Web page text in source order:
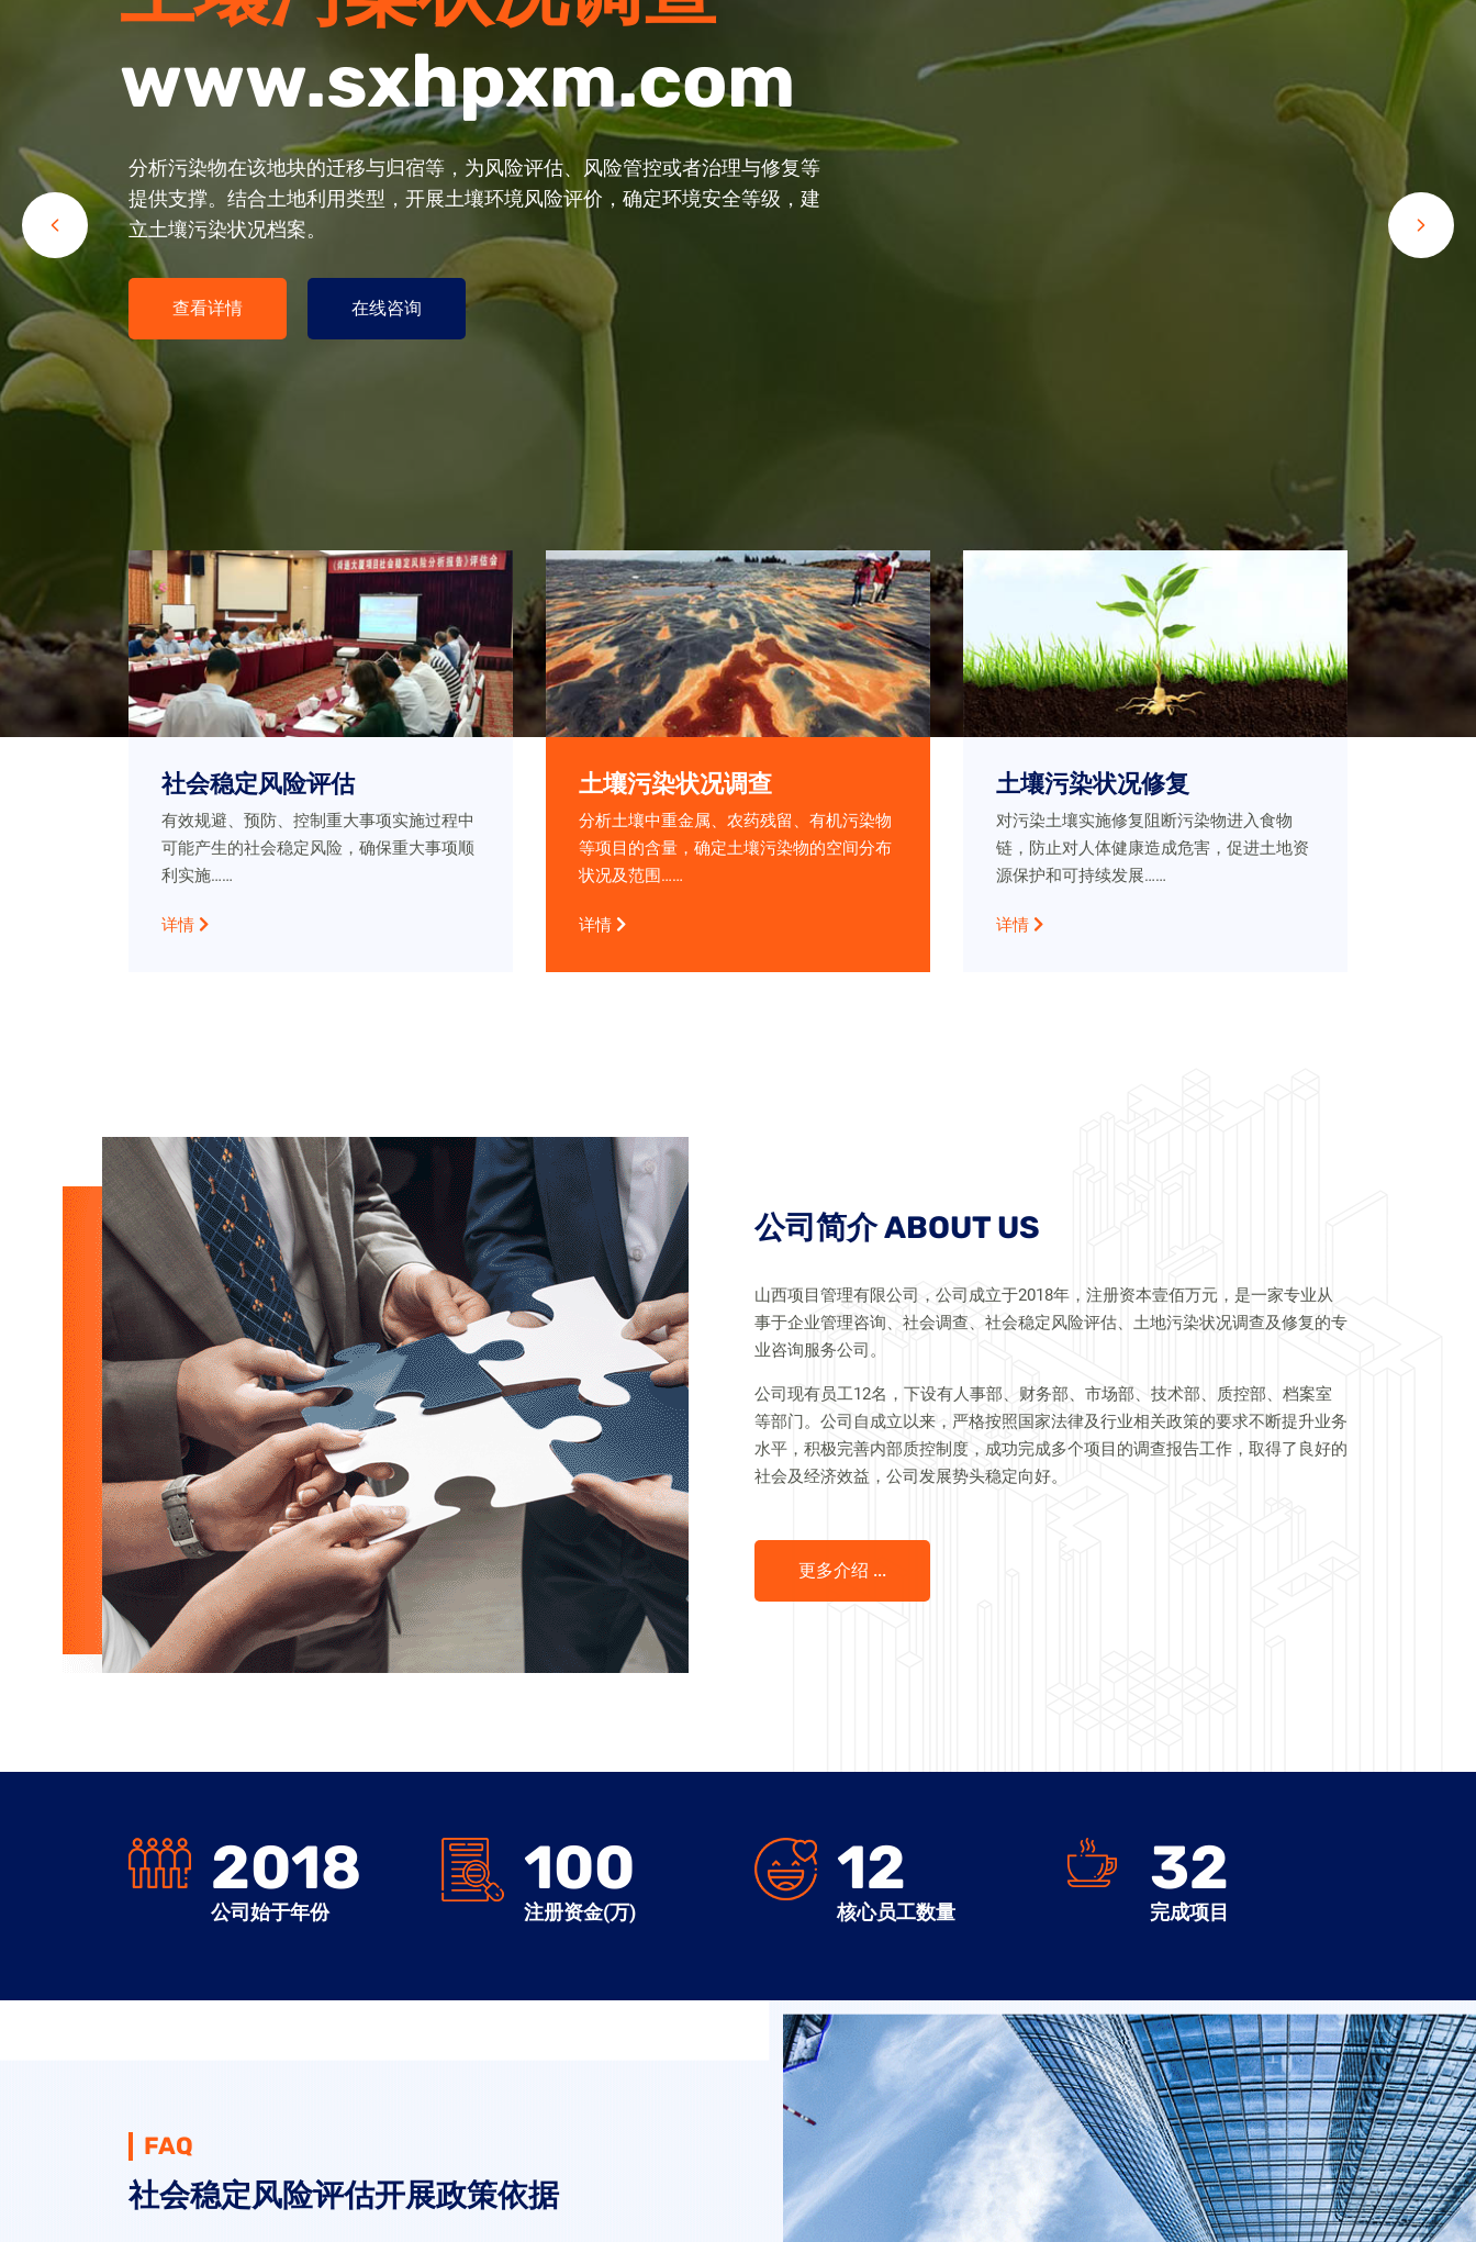
www.sxhpxm.com
与人民群众利益密切相关的重大决策、重要政策、重大改革措施、重大工程建设
项目、与社会公共秩序相关的重大活动等重大事项在制定出台、组织实施或审批
审核前，对可能影响社会稳定的因素开展系统的调查。
更多内容 咨询联系
www.sxhpxm.com
分析污染物在该地块的迁移与归宿等，为风险评估、风险管控或者治理与修复等
提供支撑。结合土地利用类型，开展土壤环境风险评价，确定环境安全等级，建
立土壤污染状况档案。
查看详情 在线咨询
www.sxhpxm.com
修复技术有植物修复技术、微生物修复技术、化学修复技术、物理修复技术和综
合修复技术等几大类。部分修复技术，如可降解有机污染物和重金属污染土壤的
修复等方面已进入现场应用阶段，并取得了较好的效果。
查阅更多 咨询联系
社会稳定风险评估
有效规避、预防、控制重大事项实施过程中
可能产生的社会稳定风险，确保重大事项顺
利实施……
详情
土壤污染状况调查
分析土壤中重金属、农药残留、有机污染物
等项目的含量，确定土壤污染物的空间分布
状况及范围……
详情
土壤污染状况修复
对污染土壤实施修复阻断污染物进入食物
链，防止对人体健康造成危害，促进土地资
源保护和可持续发展……
详情
公司简介 ABOUT US
山西项目管理有限公司，公司成立于2018年，注册资本壹佰万元，是一家专业从
事于企业管理咨询、社会调查、社会稳定风险评估、土地污染状况调查及修复的专
业咨询服务公司。
公司现有员工12名，下设有人事部、财务部、市场部、技术部、质控部、档案室
等部门。公司自成立以来，严格按照国家法律及行业相关政策的要求不断提升业务
水平，积极完善内部质控制度，成功完成多个项目的调查报告工作，取得了良好的
社会及经济效益，公司发展势头稳定向好。
更多介绍 ...
2018
公司始于年份
100
注册资金(万)
12
核心员工数量
32
完成项目
FAQ
社会稳定风险评估开展政策依据